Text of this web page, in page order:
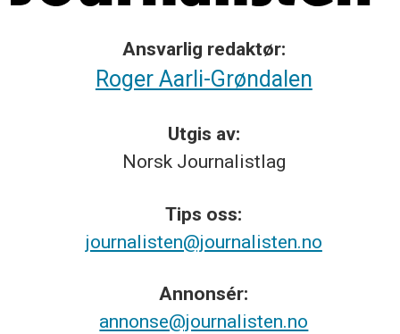
Ansvarlig redaktør:
Roger Aarli-Grøndalen
Utgis av:
Norsk Journalistlag
Tips oss:
journalisten@journalisten.no
Annonsér:
annonse@journalisten.no